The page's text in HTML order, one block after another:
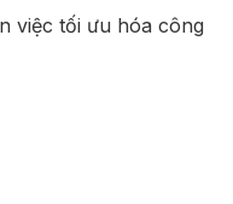
việc tối ưu hóa công